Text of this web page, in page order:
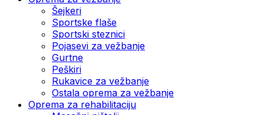
Šejkeri
Sportske flaše
Sportski steznici
Pojasevi za vežbanje
Gurtne
Peškiri
Rukavice za vežbanje
Ostala oprema za vežbanje
Oprema za rehabilitaciju